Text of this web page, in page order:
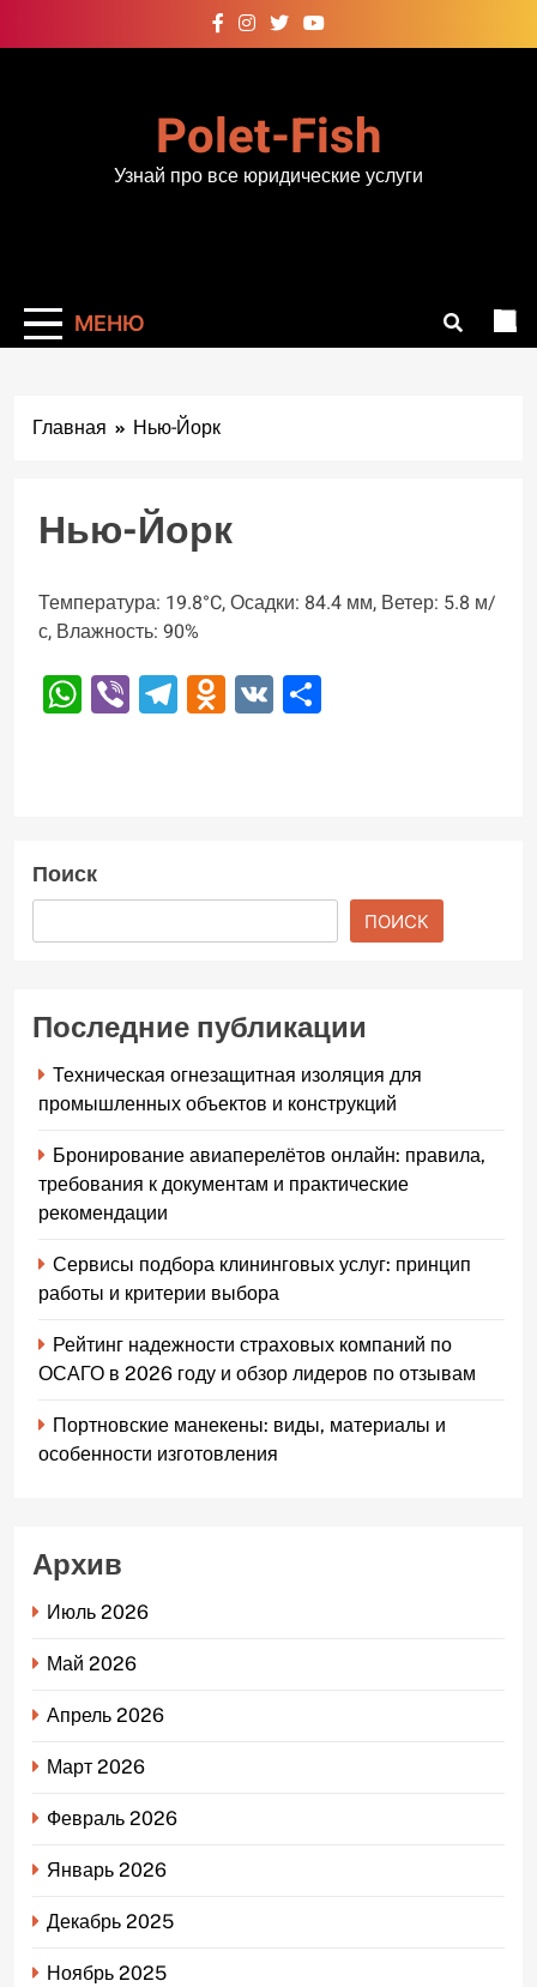
к
Polet-Fish
Узнай про все юридические услуги
МЕНЮ
Главная Нью-Йорк
Нью-Йорк
Температура: 19.8°C, Осадки: 84.4 мм, Ветер: 5.8 м/
с, Влажность: 90%
WhatsApp
ViberTelegram
Odnoklassniki
VK
Поиск
ПОИСК
Последние публикации
Техническая огнезащитная изоляция для
промышленных объектов и конструкций
Бронирование авиаперелётов онлайн: правила,
требования к документам и практические
рекомендации
Сервисы подбора клининговых услуг: принцип
работы и критерии выбора
Рейтинг надежности страховых компаний по
ОСАГО в 2026 году и обзор лидеров по отзывам
Портновские манекены: виды, материалы и
особенности изготовления
Архив
Июль 2026
Май 2026
Апрель 2026
Март 2026
Февраль 2026
Январь 2026
Декабрь 2025
Ноябрь 2025